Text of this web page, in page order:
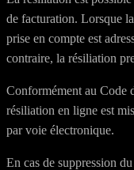
de facturation. Lorsque
prise en compte est
contraire, la résiliation
Conformément au Code
résiliation en ligne est
par voie électronique.
En cas de suppression